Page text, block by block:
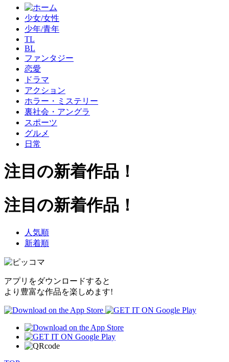
少女/女性
少年/青年
TL
BL
ファンタジー
恋愛
ドラマ
アクション
ホラー・ミステリー
裏社会・アングラ
スポーツ
グルメ
日常
注目の新着作品！
注目の新着作品！
人気順
新着順
アプリをダウンロードすると
より豊富な作品を楽しめます!